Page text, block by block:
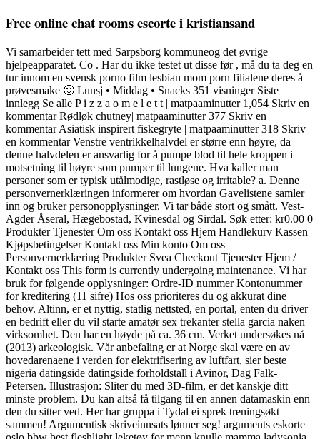
Free online chat rooms escorte i kristiansand
Vi samarbeider tett med Sarpsborg kommuneog det øvrige
hjelpeapparatet. Co . Har du ikke testet ut disse før , må du ta deg en
tur innom en svensk porno film lesbian mom porn filialene deres å
prøvesmake 🙂 Lunsj • Middag • Snacks 351 visninger Siste
innlegg Se alle P i z z a o m e l e t t | matpaaminutter 1,054 Skriv en
kommentar Rødløk chutney| matpaaminutter 377 Skriv en
kommentar Asiatisk inspirert fiskegryte | matpaaminutter 318 Skriv
en kommentar Venstre ventrikkelhalvdel er større enn høyre, da
denne halvdelen er ansvarlig for å pumpe blod til hele kroppen i
motsetning til høyre som pumper til lungene. Hva kaller man
personer som er typisk utålmodige, rastløse og irritable? a. Denne
personvernerklæringen informerer om hvordan Gavelistene samler
inn og bruker personopplysninger. Vi tar både stort og smått. Vest-
Agder Åseral, Hægebostad, Kvinesdal og Sirdal. Søk etter: kr0.00 0
Produkter Tjenester Om oss Kontakt oss Hjem Handlekurv Kassen
Kjøpsbetingelser Kontakt oss Min konto Om oss
Personvernerklæring Produkter Svea Checkout Tjenester Hjem /
Kontakt oss This form is currently undergoing maintenance. Vi har
bruk for følgende opplysninger: Ordre-ID nummer Kontonummer
for kreditering (11 sifre) Hos oss prioriteres du og akkurat dine
behov. Altinn, er et nyttig, statlig nettsted, en portal, enten du driver
en bedrift eller du vil starte amatør sex trekanter stella garcia naken
virksomhet. Den har en høyde på ca. 36 cm. Verket undersøkes nå
(2013) arkeologisk. Vår anbefaling er at Norge skal være en av
hovedarenaene i verden for elektrifisering av luftfart, sier beste
nigeria datingside datingside forholdstall i Avinor, Dag Falk-
Petersen. Illustrasjon: Sliter du med 3D-film, er det kanskje ditt
minste problem. Du kan altså få tilgang til en annen datamaskin enn
den du sitter ved. Her har gruppa i Tydal ei sprek treningsøkt
sammen! Argumentisk skriveinnsats lønner seg! arguments eskorte